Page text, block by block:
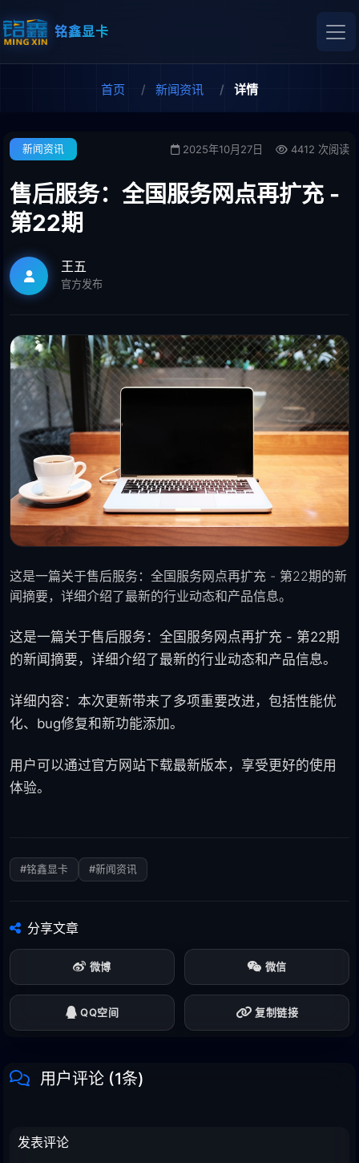
铭鑫显卡
首页 新闻资讯 详情
新闻资讯 2025年10月27日 4412 次阅读
售后服务：全国服务网点再扩充 -
第22期
王五
官方发布
这是一篇关于售后服务：全国服务网点再扩充 - 第22期的新
闻摘要，详细介绍了最新的行业动态和产品信息。
这是一篇关于售后服务：全国服务网点再扩充 - 第22期
的新闻摘要，详细介绍了最新的行业动态和产品信息。
详细内容：本次更新带来了多项重要改进，包括性能优
化、bug修复和新功能添加。
用户可以通过官方网站下载最新版本，享受更好的使用
体验。
#铭鑫显卡 #新闻资讯
分享文章
微博 微信
QQ空间 复制链接
用户评论 (1条)
发表评论